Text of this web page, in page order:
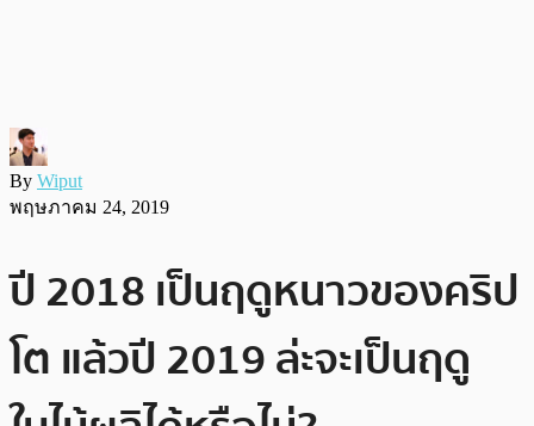
By Wiput
พฤษภาคม 24, 2019
ปี 2018 เป็นฤดูหนาวของคริป
โต แล้วปี 2019 ล่ะจะเป็นฤดู